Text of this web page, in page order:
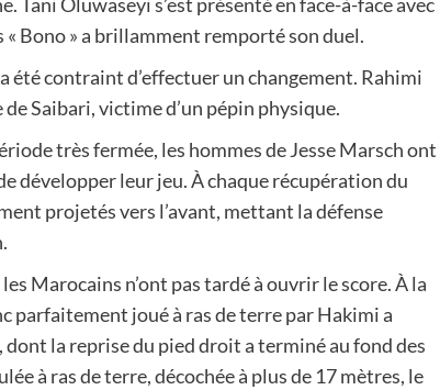
Bono » a brillamment remporté son duel.
été contraint d’effectuer un changement. Rahimi
de Saibari, victime d’un pépin physique.
très fermée, les hommes de Jesse Marsch ont
développer leur jeu. À chaque récupération du
projetés vers l’avant, mettant la défense
Marocains n’ont pas tardé à ouvrir le score. À la
parfaitement joué à ras de terre par Hakimi a
la reprise du pied droit a terminé au fond des
à ras de terre, décochée à plus de 17 mètres, le